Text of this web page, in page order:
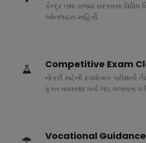
કેન્દ્ર તથા રાજ્ય સરકારના વિવિધ
ઓનલાઇન માહિતી.
Competitive Exam
નોકરી માટેની સ્પર્ધાત્મક પરીક્ષાની
ફક્ત વ્યવસ્થા ખર્ચ લઇ ચલાવતા
Vocational Guidance